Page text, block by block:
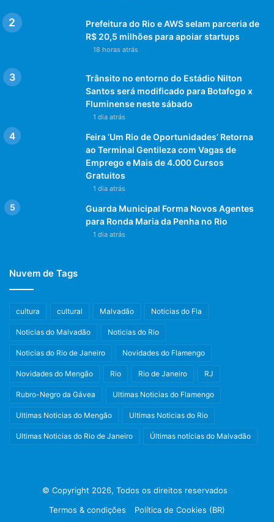
Prefeitura do Rio e AWS selam parceria de
R$ 20,5 milhões para apoiar startups
18 horas atrás
Trânsito no entorno do Estádio Nilton
Santos será modificado para Botafogo x
Fluminense neste sábado
1 dia atrás
Feira ‘Um Rio de Oportunidades’ Retorna
ao Terminal Gentileza com Vagas de
Emprego e Mais de 4.000 Cursos
Gratuitos
1 dia atrás
Guarda Municipal Forma Novos Agentes
para Ronda Maria da Penha no Rio
1 dia atrás
Nuvem de Tags
cultura cultural Malvadão Noticias do Fla
Noticias do Malvadão Noticias do Rio
Noticias do Rio de Janeiro Novidades do Flamengo
Novidades do Mengão Rio Rio de Janeiro RJ
Rubro-Negro da Gávea Ultimas Noticias do Flamengo
Ultimas Noticias do Mengão Ultimas Noticias do Rio
Ultimas Noticias do Rio de Janeiro Últimas notícias do Malvadão
© Copyright 2026, Todos os direitos reservados
Termos & condições
Política de Cookies (BR)